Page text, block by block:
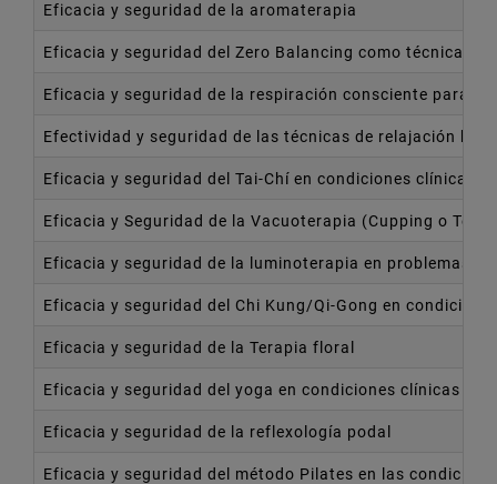
Eficacia y seguridad de la aromaterapia
Eficacia y seguridad del Zero Balancing como técnica
Eficacia y seguridad de la respiración consciente para
Efectividad y seguridad de las técnicas de relajación
Eficacia y seguridad del Tai-Chí en condiciones clínicas
Eficacia y Seguridad de la Vacuoterapia (Cupping o
Eficacia y seguridad de la luminoterapia en problemas
Eficacia y seguridad del Chi Kung/Qi-Gong en
Eficacia y seguridad de la Terapia floral
Eficacia y seguridad del yoga en condiciones clínicas
Eficacia y seguridad de la reflexología podal
Eficacia y seguridad del método Pilates en las